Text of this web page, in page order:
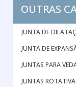
OUTRAS
JUNTA DE
JUNTA DE
JUNTAS PARA
JUNTAS